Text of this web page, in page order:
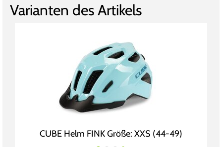
Varianten des Artikels
CUBE Helm FINK Größe: XXS (44-49)